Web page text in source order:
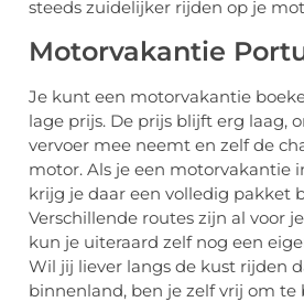
steeds zuidelijker rijden op je
Motorvakantie
Je kunt een motorvakantie
lage prijs. De prijs blijft erg laag,
vervoer mee neemt en zelf de
motor. Als je een motorvakantie
krijg je daar een volledig pakket
Verschillende routes zijn al voor
kun je uiteraard zelf nog een
Wil jij liever langs de kust rijden
binnenland, ben je zelf vrij om te